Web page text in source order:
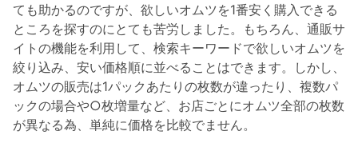
ても助かるのですが、欲しいオムツを1番安く購入できる
ところを探すのにとても苦労しました。もちろん、通販サ
イトの機能を利用して、検索キーワードで欲しいオムツを
絞り込み、安い価格順に並べることはできます。しかし、
オムツの販売は1パックあたりの枚数が違ったり、複数パ
ックの場合や○枚増量など、お店ごとにオムツ全部の枚数
が異なる為、単純に価格を比較でません。